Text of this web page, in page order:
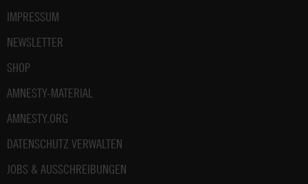
IMPRESSUM
NEWSLETTER
SHOP
AMNESTY-MATERIAL
AMNESTY.ORG
DATENSCHUTZ VERWALTEN
JOBS & AUSSCHREIBUNGEN